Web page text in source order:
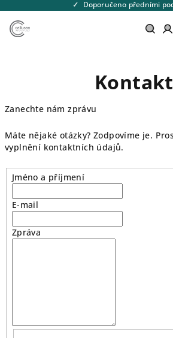
obsah
Doporučeno předními
Kontakt
Zanechte nám zprávu
Máte nějaké otázky? Zodpovíme je.
vyplnění kontaktních údajů.
Jméno a příjmení
E-mail
Zpráva